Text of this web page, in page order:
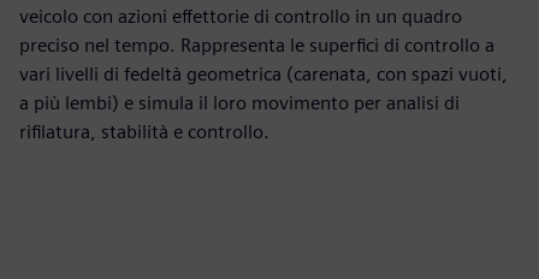
veicolo con azioni effettorie di controllo in un quadro
preciso nel tempo. Rappresenta le superfici di controllo a
vari livelli di fedeltà geometrica (carenata, con spazi vuoti,
a più lembi) e simula il loro movimento per analisi di
rifilatura, stabilità e controllo.